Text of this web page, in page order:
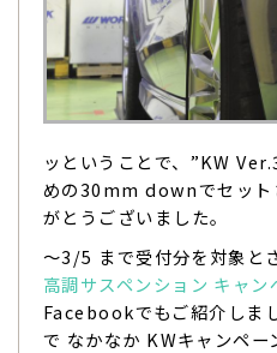
ッということで、”KW
めの30mm downでセット
がとうございました。
〜3/5 まで受付分を対象と
高調サスペンション キャン
Facebookでもご紹介しま
で なかなか KWキャンペー